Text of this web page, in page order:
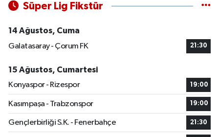
Süper Lig Fikstür
14 Ağustos, Cuma
Galatasaray - Çorum FK
21:30
15 Ağustos, Cumartesi
Konyaspor - Rizespor
19:00
Kasımpaşa - Trabzonspor 19:00
Gençlerbirliği S.K. - Fenerbahçe 21:30